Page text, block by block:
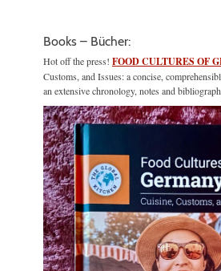
Books – Bücher:
Hot off the press! FOOD CULTURES OF
Customs, and Issues: a concise,
an extensive chronology, notes and